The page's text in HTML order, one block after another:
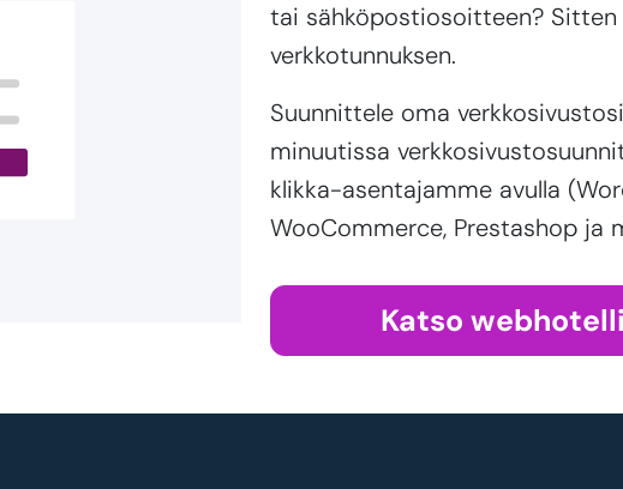
tai sähköpostiosoitteen?
verkkotunnuksen.
Suunnittele oma
minuutissa
klikka-asentajamme avulla
WooCommerce, Prestashop ja
Katso